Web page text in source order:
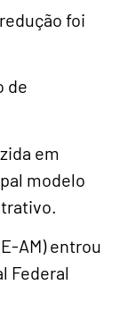
foi
de
em
modelo
AM) entrou
Federal